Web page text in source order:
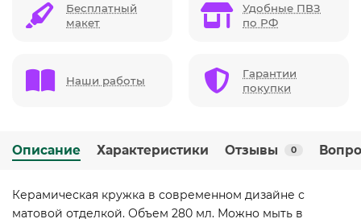
Бесплатный
макет
Удобные ПВЗ
по РФ
Наши работы
Гарантии
покупки
Описание Характеристики Отзывы 0
Керамическая кружка в современном дизайне с
матовой отделкой. Объем 280 мл. Можно мыть в